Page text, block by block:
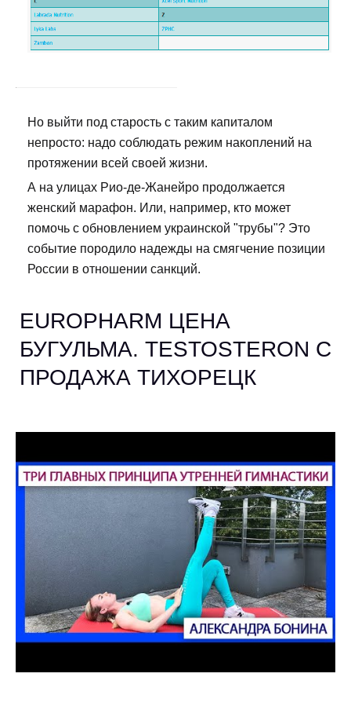
Но выйти под старость с таким капиталом
непросто: надо соблюдать режим накоплений на
протяжении всей своей жизни.
А на улицах Рио-де-Жанейро продолжается
женский марафон. Или, например, кто может
помочь с обновлением украинской "трубы"? Это
событие породило надежды на смягчение позиции
России в отношении санкций.
EUROPHARM ЦЕНА
БУГУЛЬМА. TESTOSTERON C
ПРОДАЖА ТИХОРЕЦК